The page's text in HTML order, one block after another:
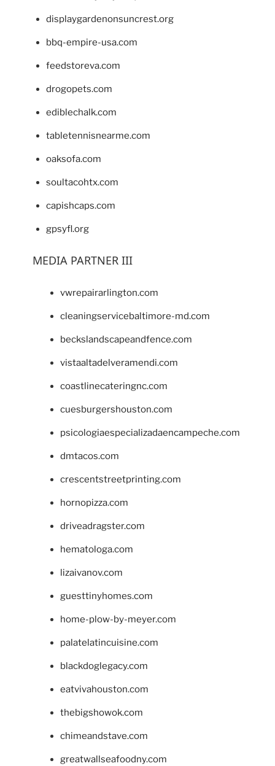
displaygardenonsuncrest.org
bbq-empire-usa.com
feedstoreva.com
drogopets.com
ediblechalk.com
tabletennisnearme.com
oaksofa.com
soultacohtx.com
capishcaps.com
gpsyfl.org
MEDIA PARTNER III
vwrepairarlington.com
cleaningservicebaltimore-md.com
beckslandscapeandfence.com
vistaaltadelveramendi.com
coastlinecateringnc.com
cuesburgershouston.com
psicologiaespecializadaencampeche.com
dmtacos.com
crescentstreetprinting.com
hornopizza.com
driveadragster.com
hematologa.com
lizaivanov.com
guesttinyhomes.com
home-plow-by-meyer.com
palatelatincuisine.com
blackdoglegacy.com
eatvivahouston.com
thebigshowok.com
chimeandstave.com
greatwallseafoodny.com